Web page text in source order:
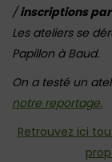
/inscriptions par
Les ateliers se
Papillon à Baud.
On a testé un
notre reportage.
Retrouvez ici